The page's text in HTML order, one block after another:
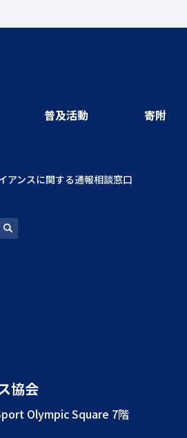
普及活動 寄附
アンスに関する通報相談窓口
協会
Olympic Square 7階